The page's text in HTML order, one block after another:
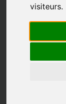
visiteurs.